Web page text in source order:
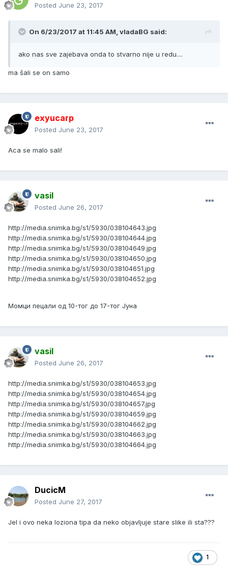
Posted June 23, 2017
On 6/23/2017 at 11:45 AM, vladaBG said:
ako nas sve zajebava onda to stvarno nije u redu....
ma šali se on samo
exyucarp
Posted June 23, 2017
Aca se malo sali!
vasil
Posted June 26, 2017
http://media.snimka.bg/s1/5930/038104643.jpg
http://media.snimka.bg/s1/5930/038104644.jpg
http://media.snimka.bg/s1/5930/038104649.jpg
http://media.snimka.bg/s1/5930/038104650.jpg
http://media.snimka.bg/s1/5930/038104651.jpg
http://media.snimka.bg/s1/5930/038104652.jpg
Момци пецали од 10-тог до 17-тог Јуна
vasil
Posted June 26, 2017
http://media.snimka.bg/s1/5930/038104653.jpg
http://media.snimka.bg/s1/5930/038104654.jpg
http://media.snimka.bg/s1/5930/038104657.jpg
http://media.snimka.bg/s1/5930/038104659.jpg
http://media.snimka.bg/s1/5930/038104662.jpg
http://media.snimka.bg/s1/5930/038104663.jpg
http://media.snimka.bg/s1/5930/038104664.jpg
DucicM
Posted June 27, 2017
Jel i ovo neka loziona tipa da neko objavljuje stare slike ili sta???
1